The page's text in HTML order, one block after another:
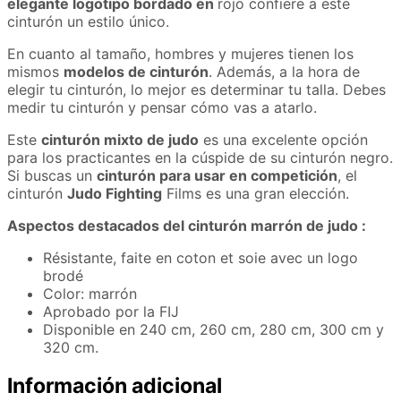
cinturón un estilo único.
En cuanto al tamaño, hombres y mujeres tienen los
mismos modelos de cinturón. Además, a la hora de
elegir tu cinturón, lo mejor es determinar tu talla. Debes
medir tu cinturón y pensar cómo vas a atarlo.
Este cinturón mixto de judo es una excelente opción
para los practicantes en la cúspide de su cinturón negro.
Si buscas un cinturón para usar en competición, el
cinturón Judo Fighting Films es una gran elección.
Aspectos destacados del cinturón marrón de judo :
Résistante, faite en coton et soie avec un logo
brodé
Color: marrón
Aprobado por la FIJ
Disponible en 240 cm, 260 cm, 280 cm, 300 cm y
320 cm.
Información adicional